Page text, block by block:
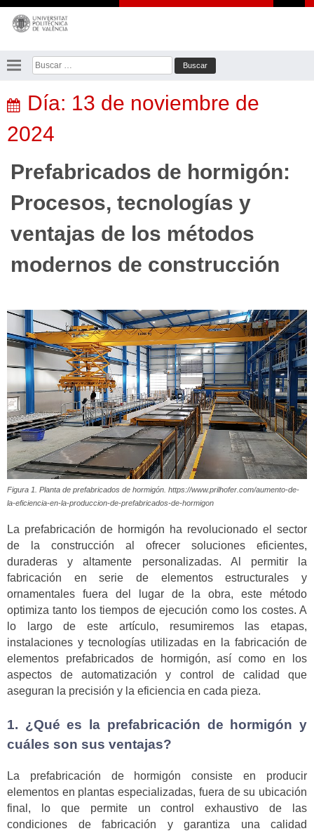
Saltar
contenido
Buscar:
Día: 13 de noviembre de
2024
Prefabricados de hormigón:
Procesos, tecnologías y
ventajas de los métodos
modernos de construcción
Figura 1. Planta de prefabricados de hormigón. https://www.prilhofer.com/aumento-de-
la-eficiencia-en-la-produccion-de-prefabricados-de-hormigon
La prefabricación de hormigón ha revolucionado el sector
de la construcción al ofrecer soluciones eficientes,
duraderas y altamente personalizadas. Al permitir la
fabricación en serie de elementos estructurales y
ornamentales fuera del lugar de la obra, este método
optimiza tanto los tiempos de ejecución como los costes. A
lo largo de este artículo, resumiremos las etapas,
instalaciones y tecnologías utilizadas en la fabricación de
elementos prefabricados de hormigón, así como en los
aspectos de automatización y control de calidad que
aseguran la precisión y la eficiencia en cada pieza.
1. ¿Qué es la prefabricación de hormigón y
cuáles son sus ventajas?
La prefabricación de hormigón consiste en producir
elementos en plantas especializadas, fuera de su ubicación
final, lo que permite un control exhaustivo de las
condiciones de fabricación y garantiza una calidad